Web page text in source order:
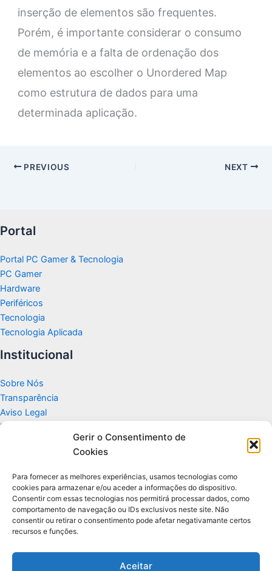
Gerir o Consentimento de
Cookies
Para fornecer as melhores experiências, usamos tecnologias como
cookies para armazenar e/ou aceder a informações do dispositivo.
Consentir com essas tecnologias nos permitirá processar dados, como
comportamento de navegação ou IDs exclusivos neste site. Não
consentir ou retirar o consentimento pode afetar negativamante certos
recursos e funções.
Aceitar
inserção de elementos são frequentes.
Porém, é importante considerar o consumo
de memória e a falta de ordenação dos
elementos ao escolher o Unordered Map
como estrutura de dados para uma
determinada aplicação.
PREVIOUS NEXT
Portal
Portal PC Gamer & Tecnologia
PC Gamer
Hardware
Periféricos
Tecnologia
Tecnologia Aplicada
Institucional
Sobre Nós
Transparência
Aviso Legal
Termos de Uso
Politicas de Privacidade e Cookies
Apoio
Glossário de Tecnologia
Portal editorial independente sobre tecnologia, PC Gamer e guias